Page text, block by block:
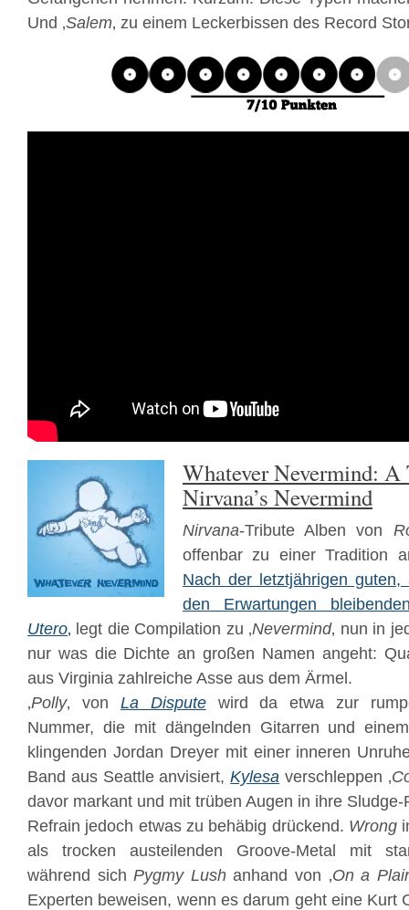
Und ‚Salem‚ zu einem Leckerbissen des Record
Whatever Nevermind: A
Nirvana’s Nevermind
Nirvana-Tribute Alben von
offenbar zu einer Tradition
Nach der letztjährigen
den Erwartungen
Utero‚ legt die Compilation zu ‚Nevermind‚ nun in
nur was die Dichte an großen Namen angeht:
aus Virginia zahlreiche Asse aus dem Ärmel.
‚Polly‚ von La Disputewird da etwa zur
Nummer, die mit dängelnden Gitarren und
klingenden Jordan Dreyer mit einer inneren
Band aus Seattle anvisiert,Kylesa verschleppen ‚
davor markant und mit trüben Augen in ihre
Refrain jedoch etwas zu behäbig drückend. Wrong
als trocken austeilenden Groove-Metal mit
während sichPygmy Lushanhand von ‚On a
Experten beweisen, wenn es darum geht eine Kurt